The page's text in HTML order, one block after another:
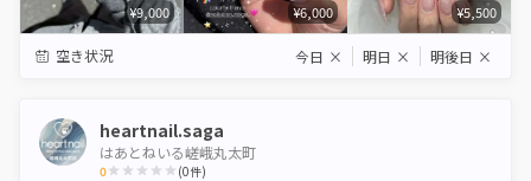
¥9,000 ¥6,000 ¥5,500
空き状況 今日 × 明日 × 明後日 ×
heartnail.saga
はあとねいる嵯峨丸太町
0 (0件)